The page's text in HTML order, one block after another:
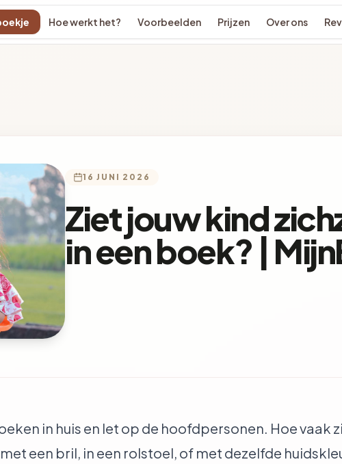
Hoe werkt het? Voorbeelden Prijzen Over ons
16 JUNI 2026
Ziet jouw kind
in een boek? |
in huis en let op de hoofdpersonen. Hoe vaak
een bril, in een rolstoel, of met dezelfde